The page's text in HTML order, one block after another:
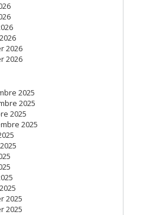
2026
2026
2025
2025
2025
2025
2025
2025